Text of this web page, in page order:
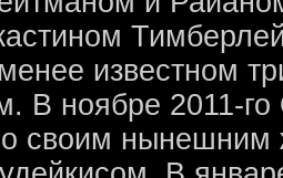
известном
В ноябре 2011-
своим